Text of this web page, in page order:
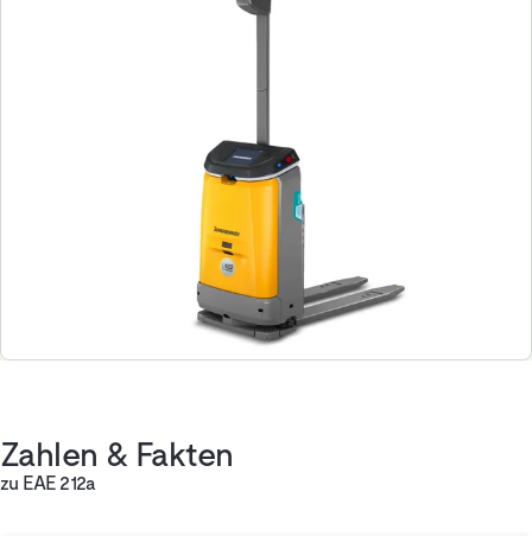
Zahlen & Fakten
zu EAE 212a